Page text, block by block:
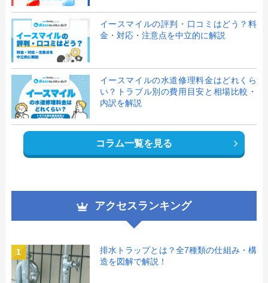
イースマイルの評判・口コミはどう？料
金・対応・注意点を中立的に解説
イースマイルの水道修理料金はどれくら
い？トラブル別の費用目安と相場比較・
内訳を解説
コラム一覧を見る
アクセスランキング
1
排水トラップとは？全7種類の仕組み・構
造を図解で解説！